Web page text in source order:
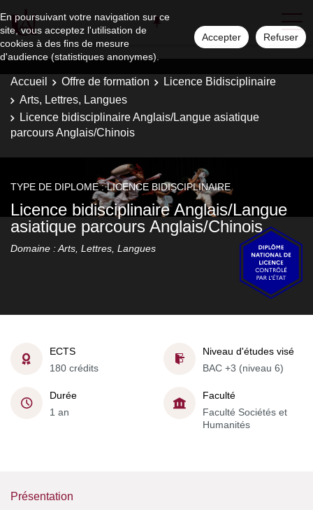
En poursuivant votre navigation sur ce
site, vous acceptez l'utilisation de
cookies à des fins de mesure
d'audience (statistiques anonymes).
Accepter Refuser
Accueil Offre de formation
Licence Bidisciplinaire
Arts, Lettres, Langues
Licence bidisciplinaire Anglais/Langue asiatique
parcours Anglais/Chinois
TYPE DE DIPLOME : LICENCE BIDISCIPLINAIRE
Licence bidisciplinaire Anglais/Langue
asiatique parcours Anglais/Chinois
Domaine : Arts, Lettres, Langues
ECTS
180 crédits
Niveau d'études visé
BAC +3 (niveau 6)
Durée
1 an
Faculté
Faculté Sociétés et
Humanités
Présentation